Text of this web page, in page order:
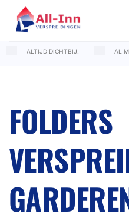
naar
ALTIJD DICHTBIJ. AL
FOLDERS